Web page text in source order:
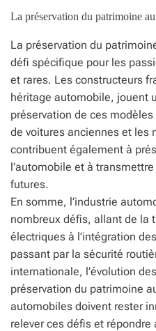
La préservation du patrimoine
La préservation du
défi spécifique pour les
et rares. Les constructeurs
héritage automobile, jouent
préservation de ces
de voitures anciennes et les
contribuent également à
l’automobile et à
futures.
En somme, l’industrie
nombreux défis, allant de la
électriques à l’intégration
passant par la sécurité
internationale, l’évolution
préservation du patrimoine
automobiles doivent rester
relever ces défis et